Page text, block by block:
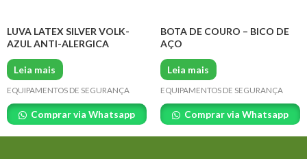
LUVA LATEX SILVER VOLK-
AZUL ANTI-ALERGICA
Leia mais
EQUIPAMENTOS DE SEGURANÇA
Comprar via Whatsapp
BOTA DE COURO – BICO DE
AÇO
Leia mais
EQUIPAMENTOS DE SEGURANÇA
Comprar via Whatsapp